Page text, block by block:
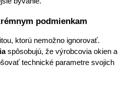
podmienkam
spôsobujú, že výrobcovia okien a
technické parametre svojich